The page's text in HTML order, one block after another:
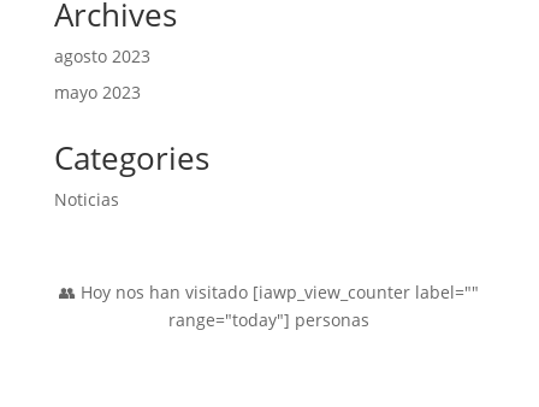
Archives
agosto 2023
mayo 2023
Categories
Noticias
👥 Hoy nos han visitado [iawp_view_counter label=""
range="today"] personas